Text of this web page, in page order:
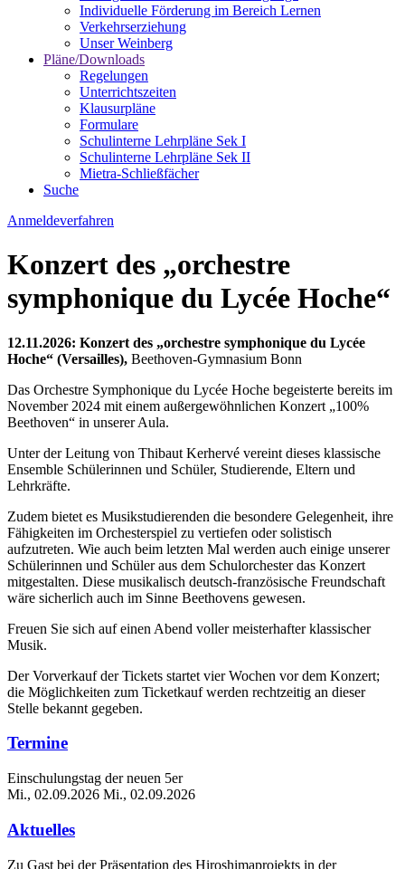
Individuelle Förderung im Bereich Lernen
Verkehrserziehung
Unser Weinberg
Pläne/Downloads
Regelungen
Unterrichtszeiten
Klausurpläne
Formulare
Schulinterne Lehrpläne Sek I
Schulinterne Lehrpläne Sek II
Mietra-Schließfächer
Suche
Anmeldeverfahren
Konzert des „orchestre
symphonique du Lycée Hoche“
12.11.2026: Konzert des „orchestre symphonique du Lycée
Hoche“ (Versailles), Beethoven-Gymnasium Bonn
Das Orchestre Symphonique du Lycée Hoche begeisterte bereits im
November 2024 mit einem außergewöhnlichen Konzert „100%
Beethoven“ in unserer Aula.
Unter der Leitung von Thibaut Kerhervé vereint dieses klassische
Ensemble Schülerinnen und Schüler, Studierende, Eltern und
Lehrkräfte.
Zudem bietet es Musikstudierenden die besondere Gelegenheit, ihre
Fähigkeiten im Orchesterspiel zu vertiefen oder solistisch
aufzutreten. Wie auch beim letzten Mal werden auch einige unserer
Schülerinnen und Schüler aus dem Schulorchester das Konzert
mitgestalten. Diese musikalisch deutsch-französische Freundschaft
wäre sicherlich auch im Sinne Beethovens gewesen.
Freuen Sie sich auf einen Abend voller meisterhafter klassischer
Musik.
Der Vorverkauf der Tickets startet vier Wochen vor dem Konzert;
die Möglichkeiten zum Ticketkauf werden rechtzeitig an dieser
Stelle bekannt gegeben.
Termine
Einschulungstag der neuen 5er
Mi., 02.09.2026 Mi., 02.09.2026
Aktuelles
Zu Gast bei der Präsentation des Hiroshimaprojekts in der